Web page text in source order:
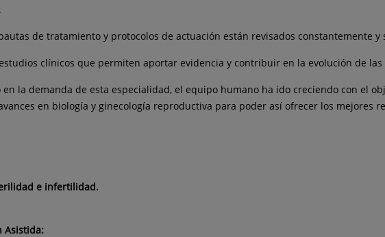
de tratamiento y protocolos de actuación están revisados constantemente
clínicos que permiten aportar evidencia y contribuir en la evolución de
la demanda de esta especialidad, el equipo humano ha ido creciendo con el
en biología y ginecología reproductiva para poder así ofrecer los mejores
e infertilidad.
Asistida: